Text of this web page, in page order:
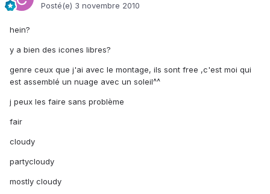
Posté(e) 3 novembre 2010
hein?
y a bien des icones libres?
genre ceux que j'ai avec le montage, ils sont free ,c'est moi qui
est assemblé un nuage avec un soleil^^
j peux les faire sans problème
fair
cloudy
partycloudy
mostly cloudy